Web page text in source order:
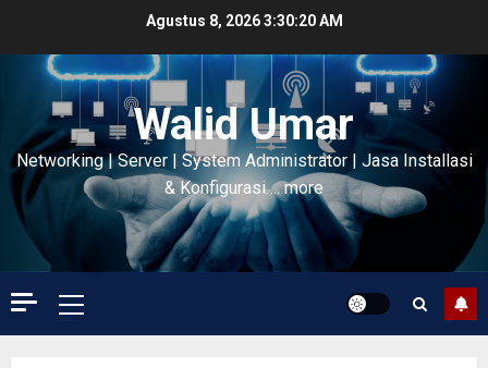
content
Agustus 8, 20263:30:21 AM
Walid Umar
Networking | Server | System Administrator | Jasa Installasi
& Konfigurasi…. more
Primary
Menu